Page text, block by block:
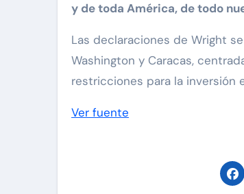
y de toda América, de todo
Las declaraciones de Wright
Washington y Caracas,
restricciones para la inversión
Ver fuente